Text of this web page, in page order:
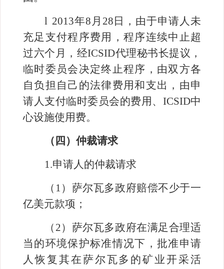
l 2013年8 月 28 日，由于申请人未
充足支付程序费用，程序连续中止超
过六个月，经ICSID代理秘书长提议，
临时委员会决定终止程序，由双方各
自负担自己的法律费用和支出，由申
请人支付临时委员会的费用、 ICSID中
心设施使用费。
（四）仲裁请求
1.申请人的仲裁请求
（ 1）萨尔瓦多政府赔偿不少于一
亿美元款项；
（ 2）萨尔瓦多政府在满足合理适
当的环境保护标准情况下，批准申请
人恢复其在萨尔瓦多的矿业开采活